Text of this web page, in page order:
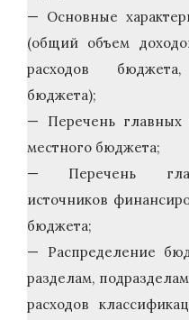
— Основные
(общий объем
расходов
бюджета);
— Перечень главных
местного бюджета;
— Перечень
источников
бюджета;
— Распределение
разделам,
расходов